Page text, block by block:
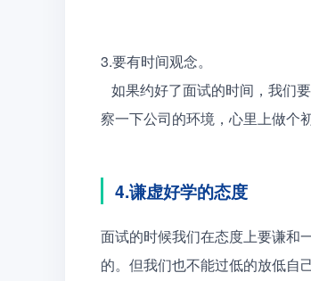
3.要有时间观念。
察一下公司的环境，心里上做个
4.谦虚好学的态度
面试的时候我们在态度上要谦和
的。但我们也不能过低的放低自